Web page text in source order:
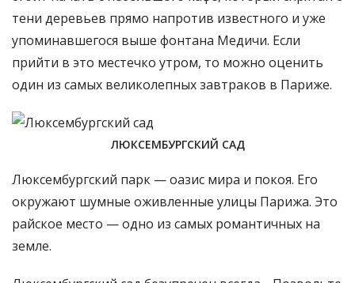
ФОНТАН «ЧЕТЫРЕ ЧАСТИ СВЕТА»
Если углубиться в аллеи этого волшебного сада, то
можно найти просто великое множество
интересных мест для проведения досуга. Наверно,
стоит начать с небольшого кафе, который спрятан с
тени деревьев прямо напротив известного и уже